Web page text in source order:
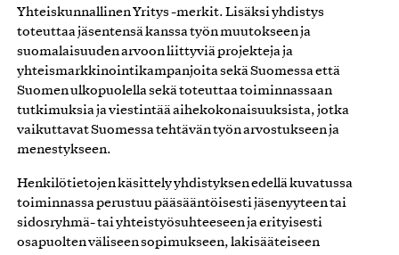
Yhteiskunnallinen Yritys -merkit. Lisäksi yhdistys
toteuttaa jäsentensä kanssa työn muutokseen ja
suomalaisuuden arvoon liittyviä projekteja ja
yhteismarkkinointikampanjoita sekä Suomessa että
Suomen ulkopuolella sekä toteuttaa toiminnassaan
tutkimuksia ja viestintää aihekokonaisuuksista, jotka
vaikuttavat Suomessa tehtävän työn arvostukseen ja
menestykseen.
Henkilötietojen käsittely yhdistyksen edellä kuvatussa
toiminnassa perustuu pääsääntöisesti jäsenyyteen tai
sidosryhmä- tai yhteistyösuhteeseen ja erityisesti
osapuolten väliseen sopimukseen, lakisääteiseen